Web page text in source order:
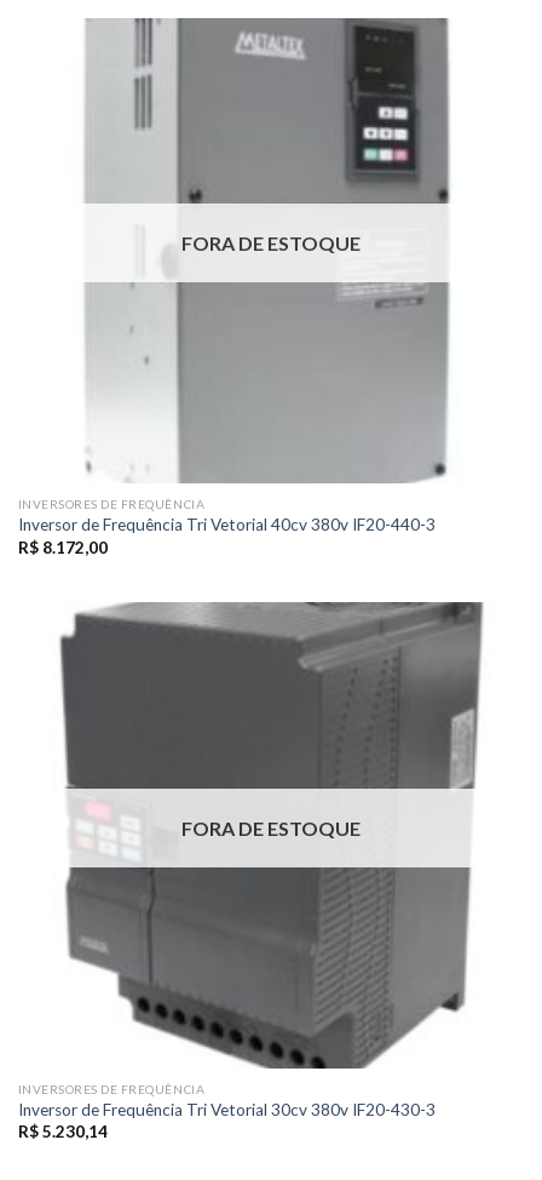
FORA DE ESTOQUE
INVERSORES DE FREQUÊNCIA
Inversor de Frequência Tri Vetorial 40cv 380v IF20-440-3
R$8.172,00
FORA DE ESTOQUE
INVERSORES DE FREQUÊNCIA
Inversor de Frequência Tri Vetorial 30cv 380v IF20-430-3
R$5.230,14